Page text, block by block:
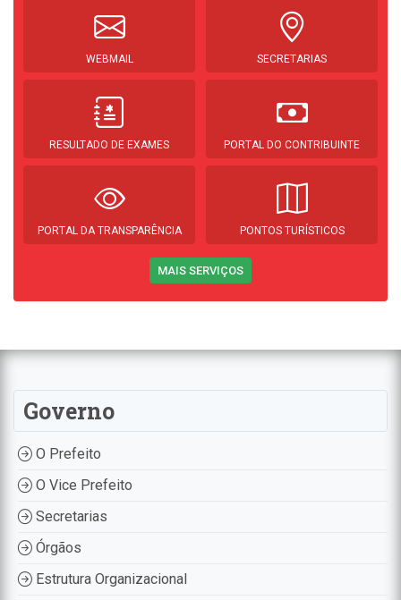
WEBMAIL SECRETARIAS
RESULTADO DE EXAMES PORTAL DO CONTRIBUINTE
PORTAL DA TRANSPARÊNCIA PONTOS TURÍSTICOS
MAIS SERVIÇOS
Governo
O Prefeito
O Vice Prefeito
Secretarias
Órgãos
Estrutura Organizacional